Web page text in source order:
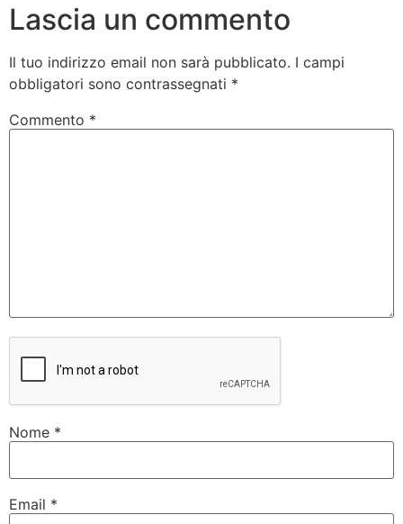
Lascia un commento
Il tuo indirizzo email non sarà pubblicato. I campi
obbligatori sono contrassegnati *
Commento *
Nome *
Email *